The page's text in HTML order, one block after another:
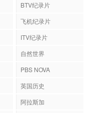
BTV纪录片
飞机纪录片
ITV纪录片
自然世界
PBS NOVA
英国历史
阿拉斯加